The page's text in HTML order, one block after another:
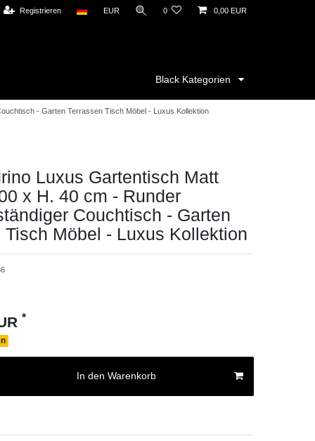
Registrieren EUR 0 0,00 EUR
Black Kategorien
- Garten Terrassen Tisch Möbel - Luxus Kollektion
Luxus Gartentisch Matt
x H. 40 cm - Runder
Couchtisch - Garten
Tisch Möbel - Luxus Kollektion
*
In den Warenkorb